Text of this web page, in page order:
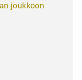
joukkoon